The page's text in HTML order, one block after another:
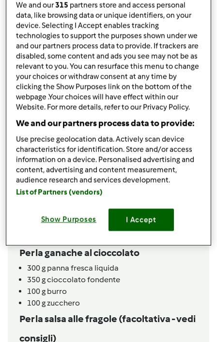
Ingredienti
Per la torta al cioccolato
150gmandorle
150gcioccolato fondente
150gburro
100g panna fresca liquida
4uova
250 gzucchero
80gfarina 00
80gfecola di patate
1bustinalievito in polvere
Per la crema di mascarpone alla nocciola
gzucchero
Per la ganache al cioccolato
300g panna fresca liquida
350gcioccolato fondente
100g burro
100gzucchero
Per la salsa alle fragole (facoltativa - vedi
consigli)
We and our315 partners store and access personal
data, like browsing data or unique identifiers, on your
device. Selecting I Accept enables tracking
technologies to support the purposes shown under we
and our partners process data to provide. If trackers are
disabled, some content and ads you see may not be as
relevant to you. You can resurface this menu to change
your choices or withdraw consent at any time by
clicking the Show Purposes link on the bottom of the
webpage .Your choices will have effect within our
Website. For more details, refer to our Privacy Policy.
We and our partners process data to provide:
Use precise geolocation data. Actively scan device
characteristics for identification. Store and/or access
information on a device. Personalised advertising and
content, advertising and content measurement,
audience research and services development.
List of Partners (vendors)
Show Purposes I Accept